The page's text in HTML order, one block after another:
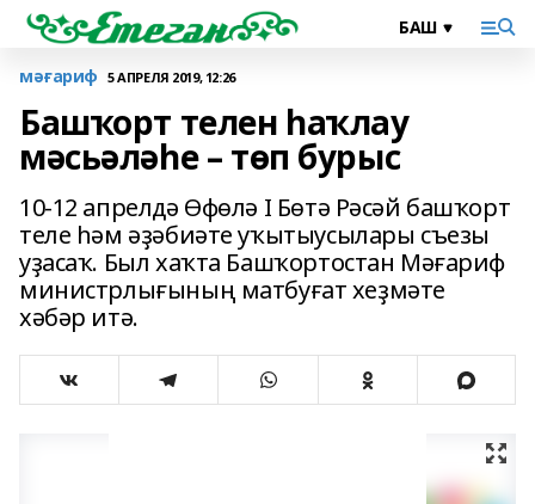
мәғариф 5 АПРЕЛЯ 2019, 12:26
Башҡорт телен һаҡлау
мәсьәләһе – төп бурыс
10-12 апрелдә Өфөлә I Бөтә Рәсәй башҡорт
теле һәм әҙәбиәте уҡытыусылары съезы
уҙасаҡ. Был хаҡта Башҡортостан Мәғариф
министрлығының матбуғат хеҙмәте
хәбәр итә.